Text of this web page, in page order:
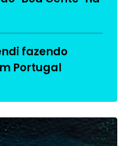
fazendo
Portugal